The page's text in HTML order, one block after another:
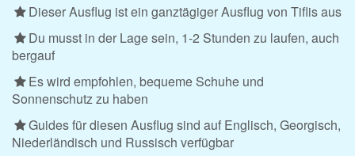
Dieser Ausflug ist ein ganztägiger Ausflug von Tiflis aus
Du musst in der Lage sein, 1-2 Stunden zu laufen, auch
bergauf
Es wird empfohlen, bequeme Schuhe und
Sonnenschutz zu haben
Guides für diesen Ausflug sind auf Englisch, Georgisch,
Niederländisch und Russisch verfügbar